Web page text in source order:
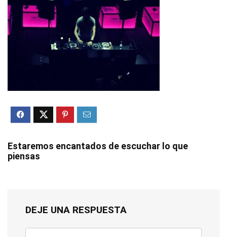
Estaremos encantados de escuchar lo que
piensas
DEJE UNA RESPUESTA